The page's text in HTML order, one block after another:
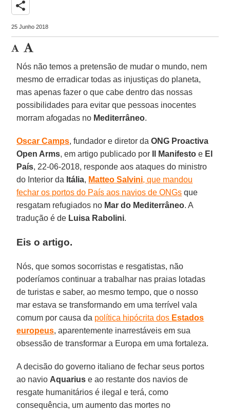
share
25 Junho 2018
Nós não temos a pretensão de mudar o mundo, nem
mesmo de erradicar todas as injustiças do planeta,
mas apenas fazer o que cabe dentro das nossas
possibilidades para evitar que pessoas inocentes
morram afogadas no Mediterrâneo.
Oscar Camps, fundador e diretor daONG Proactiva
Open Arms, em artigo publicado por Il Manifesto e El
País, 22-06-2018, responde aos ataques do ministro
do Interior da Itália, Matteo Salvini, que mandou
fechar os portos do País aos navios de ONGs que
resgatam refugiados no Mar do Mediterrâneo. A
tradução é de Luisa Rabolini.
Eis o artigo.
Nós, que somos socorristas e resgatistas, não
poderíamos continuar a trabalhar nas praias lotadas
de turistas e saber, ao mesmo tempo, que o nosso
mar estava se transformando em uma terrível vala
comum por causa da política hipócrita dos Estados
europeus, aparentemente inarrestáveis em sua
obsessão de transformar a Europa em uma fortaleza.
A decisão do governo italiano de fechar seus portos
ao navio Aquarius e ao restante dos navios de
resgate humanitários é ilegal e terá, como
consequência, um aumento das mortes no